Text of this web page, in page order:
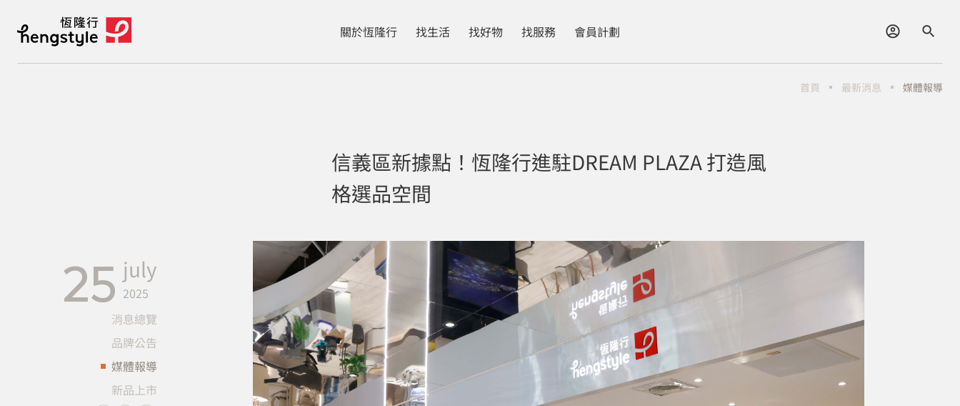
關於恆隆行 找生活 找好物 找服務 會員計劃
首頁 最新消息 媒體報導
25 july
2025
消息總覽
品牌公告
媒體報導
新品上市
信義區新據點！恆隆行進駐DREAM PLAZA 打造風
格選品空間